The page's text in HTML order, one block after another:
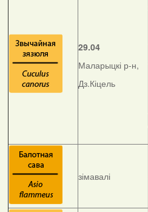
29.04
Маларыцкі р-н,
Дз.Кіцель
зімавалі